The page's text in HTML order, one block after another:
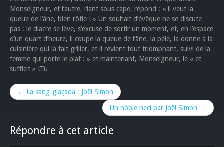
Monseigneur, et l’autre, riant sous cape, répond : « il veut la
queue de l’âne, bien rôtie ! » Un souhait d’évêque ne se discute
pas : le diacre se lève, s’excuse de sortir un moment, et, en l’espace
d’un quart d’heure, il coupe la queue de l’âne, la pèle, la donne à la
cuisinière qui la fait griller, et il revient tout triomphant, suivi de la
femme qui porte le plat : » et maintenant, Monseigneur, le « et
sufficit » !Tu
← La sang-glaçada : Joël Simon
Un nòble neci par Joël Simon →
Répondre à cet article